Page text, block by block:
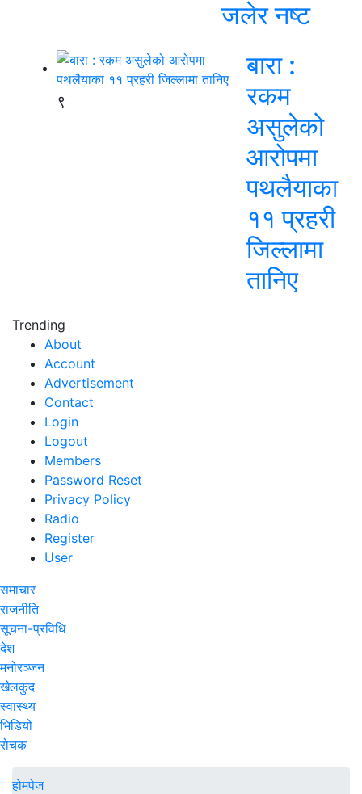
जलेर नष्ट
९
बारा :
रकम
असुलेको
आरोपमा
पथलैयाका
११ प्रहरी
जिल्लामा
तानिए
Trending
About
Account
Advertisement
Contact
Login
Logout
Members
Password Reset
Privacy Policy
Radio
Register
User
समाचार
राजनीति
सूचना-प्रविधि
देश
मनोरञ्जन
खेलकुद
स्वास्थ्य
भिडियो
रोचक
होमपेज